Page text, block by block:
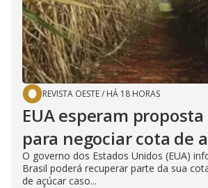
REVISTA OESTE/ HÁ 18 HORAS
EUA esperam
para negociar cota de
O governo dos Estados Unidos (EUA)
Brasil poderá recuperar parte da sua
de açúcar caso...